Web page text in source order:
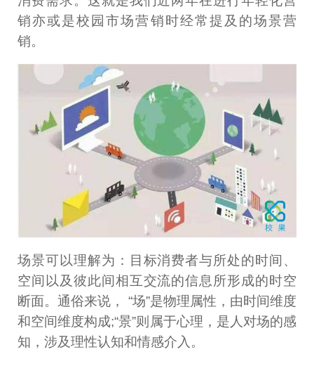
销亦或是校园市场营销时经常提及的场景营
销。
场景可以理解为：目标消费者与所处的时间、
空间以及彼此间相互交流的信息所形成的时空
断面。通俗来说， “场”是物理属性，由时间维度
和空间维度构成;“景”则属于心理，是人对场的感
知，涉及理性认知和情感介入。